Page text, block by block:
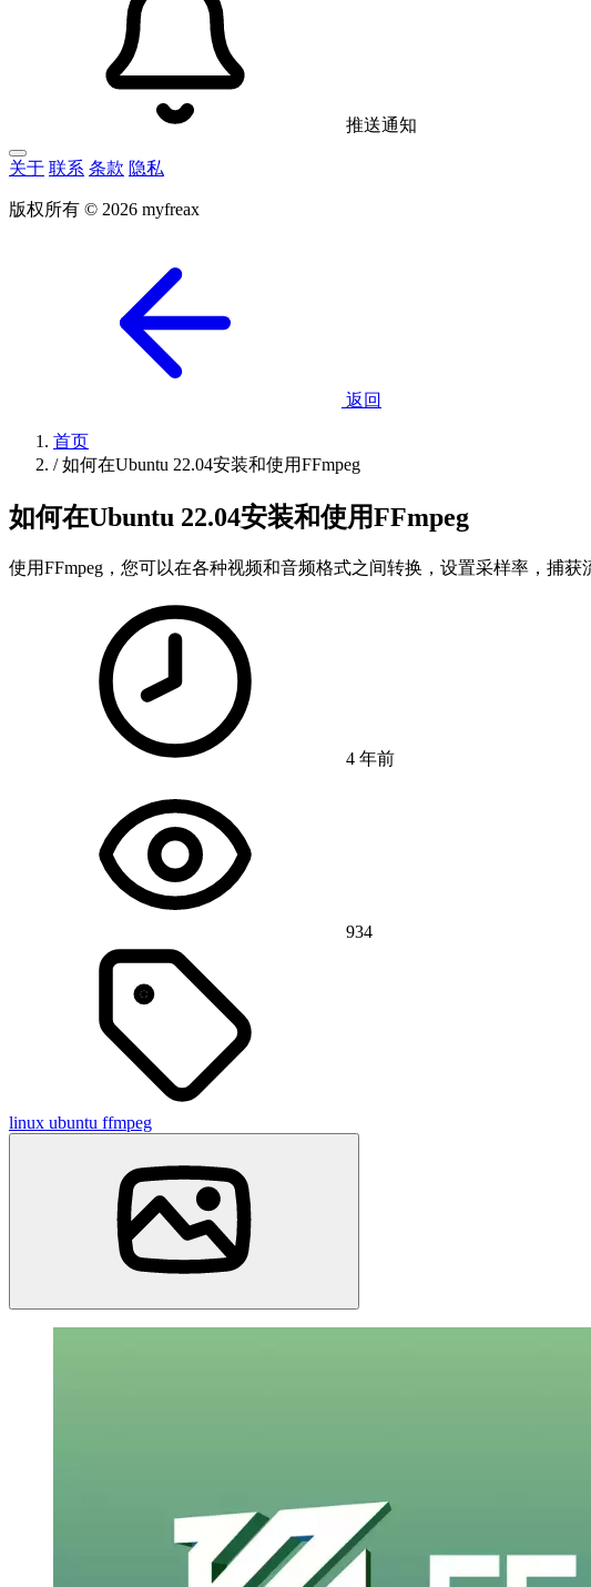
推送通知
关于 联系 条款 隐私
版权所有 © 2026 myfreax
返回
首页
/ 如何在Ubuntu 22.04安装和使用FFmpeg
如何在Ubuntu 22.04安装和使用FFmpeg
使用FFmpeg，您可以在各种视频和音频格式之间转换，设置采样率，捕
4 年前
934
linux ubuntu ffmpeg